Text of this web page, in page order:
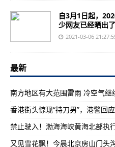
自3月1日起，
少网友已经晒出
2021-03-06
最新
南方地区有大范围雷雨 冷空气继
禁止驶入！渤海海峡黄海北部执
又见雪花飘！今晨北京房山门头